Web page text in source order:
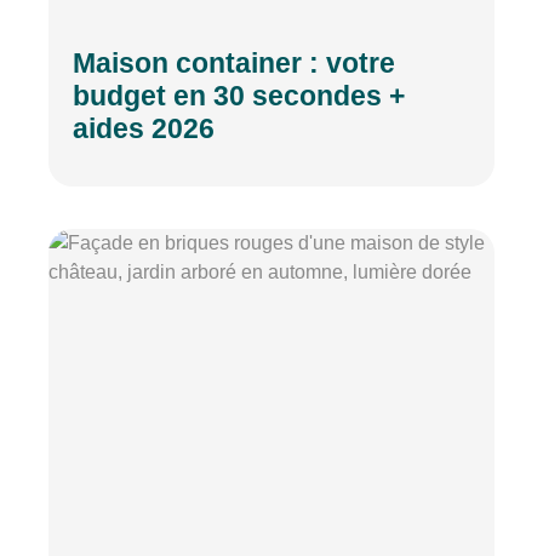
Maison container : votre
budget en 30 secondes +
aides 2026